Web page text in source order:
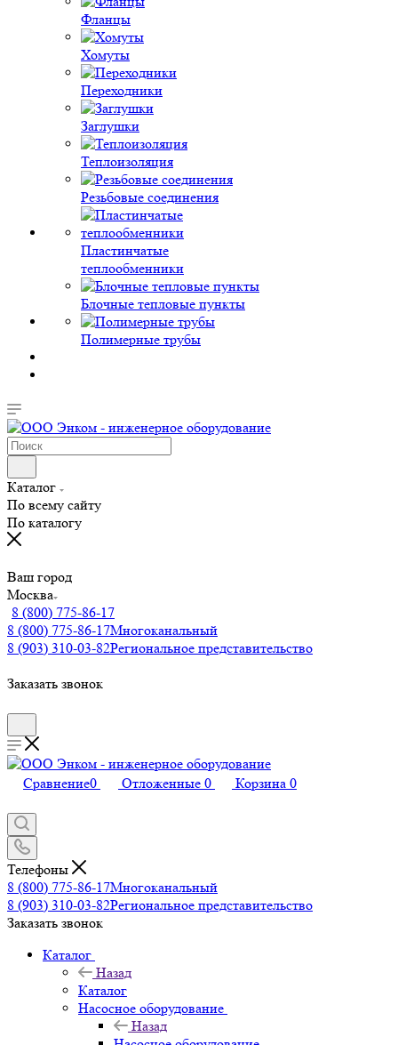
Фланцы
Хомуты
Переходники
Заглушки
Теплоизоляция
Резьбовые соединения
Пластинчатые
теплообменники
Блочные тепловые пункты
Полимерные трубы
Каталог
По всему сайту
По каталогу
Ваш город
Москва
8 (800) 775-86-17
8 (800) 775-86-17Многоканальный
8 (903) 310-03-82Региональное представительство
Заказать звонок
Сравнение0 Отложенные 0 Корзина 0
Телефоны
8 (800) 775-86-17Многоканальный
8 (903) 310-03-82Региональное представительство
Заказать звонок
Каталог
Назад
Каталог
Насосное оборудование
Назад